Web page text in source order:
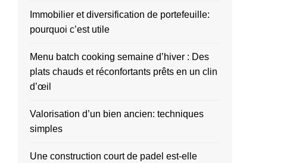
Immobilier et diversification de portefeuille:
pourquoi c’est utile
Menu batch cooking semaine d’hiver : Des
plats chauds et réconfortants prêts en un clin
d’œil
Valorisation d’un bien ancien: techniques
simples
Une construction court de padel est-elle